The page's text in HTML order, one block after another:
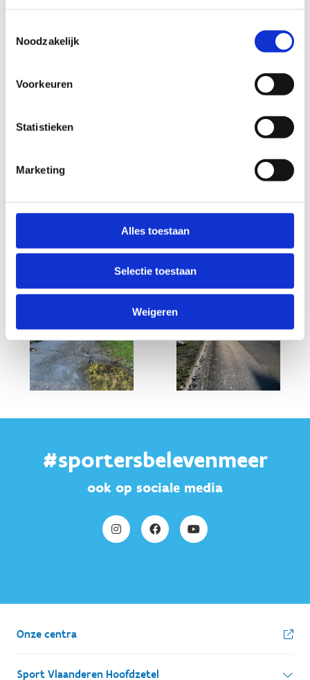
Noodzakelijk
Voorkeuren
Statistieken
Marketing
Alles toestaan
Selectie toestaan
Weigeren
Buitingweg
#sportersbelevenmeer
ook op sociale media
Onze centra
Sport Vlaanderen Hoofdzetel